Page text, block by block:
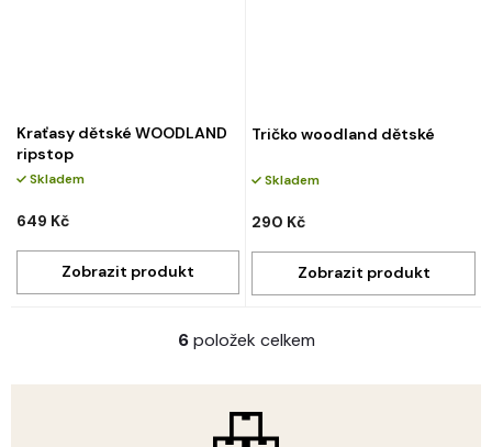
Kraťasy dětské WOODLAND
ripstop
Skladem
649 Kč
Tričko woodland dětské
Skladem
290 Kč
O
l
á
d
6položek celkem